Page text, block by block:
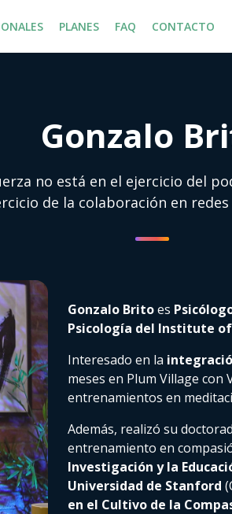
PLANES FAQ CONTACTO
Gonzalo
no está en el ejercicio del
de la colaboración en
Gonzalo Britoes
Psicología del Institute
Interesado en la
meses en Plum Village
entrenamientos en
Además, realizó su
entrenamiento en
Investigación y la
Universidad de Stanford
en el Cultivo de la